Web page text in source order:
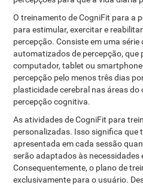
O treinamento de CogniFit para a
para estimular, exercitar e
percepção. Consiste em uma série
automatizados de percepção, que
computador, tablet ou
percepção pelo menos três dias
plasticidade cerebral nas áreas do
percepção cognitiva.
As atividades de CogniFit para
personalizadas. Isso significa que
apresentada em cada sessão
serão adaptados às necessidades
Consequentemente, o plano de
exclusivamente para o usuário.